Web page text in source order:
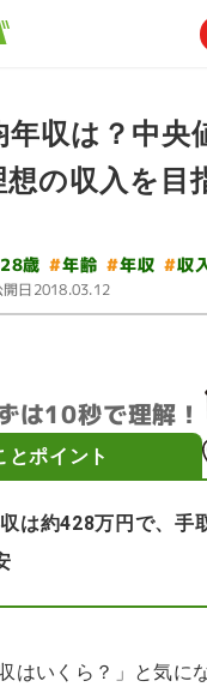
収は？中央
の収入を目
28歳 #年齢 #年収 #収
開日2018.03.12
は10秒で理解！
とポイント
は約428万円で、手
はいくら？」と気に